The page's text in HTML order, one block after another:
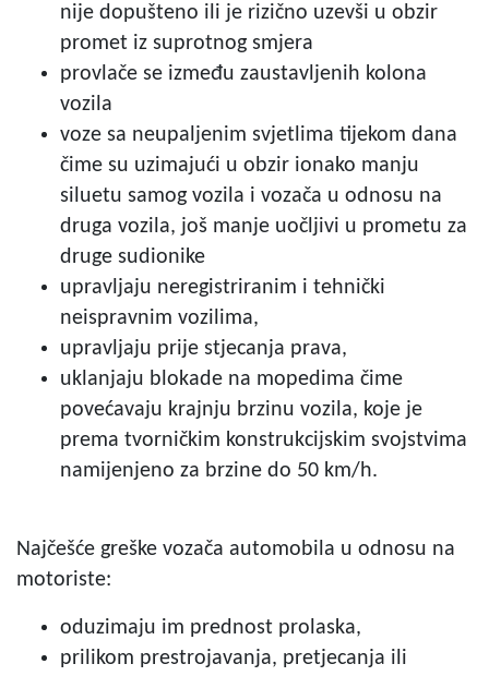
nije dopušteno ili je rizično uzevši u obzir
promet iz suprotnog smjera
provlače se između zaustavljenih kolona
vozila
voze sa neupaljenim svjetlima tijekom dana
čime su uzimajući u obzir ionako manju
siluetu samog vozila i vozača u odnosu na
druga vozila, još manje uočljivi u prometu za
druge sudionike
upravljaju neregistriranim i tehnički
neispravnim vozilima,
upravljaju prije stjecanja prava,
uklanjaju blokade na mopedima čime
povećavaju krajnju brzinu vozila, koje je
prema tvorničkim konstrukcijskim svojstvima
namijenjeno za brzine do 50 km/h.
Najčešće greške vozača automobila u odnosu na
motoriste:
oduzimaju im prednost prolaska,
prilikom prestrojavanja, pretjecanja ili